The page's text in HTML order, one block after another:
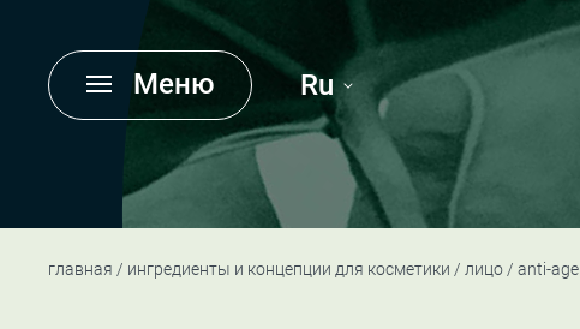
Меню Ru
главная ингредиенты и концепции для косметики лицо anti-age